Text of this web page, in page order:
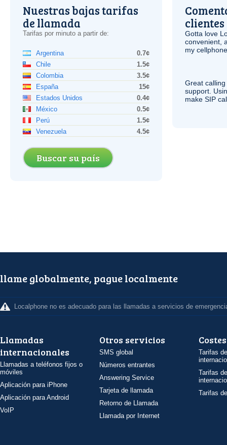
Nuestras bajas tarifas
de llamada
Tarifas por minuto a partir de:
Argentina
0.7¢
Chile
1.5¢
Colombia
3.5¢
España
15¢
Estados Unidos
0.4¢
México
0.5¢
Perú
1.5¢
Venezuela
4.5¢
Buscar su país
clientes
Gotta love
convenient,
my
Great
support.
make SIP
llame globalmente, pague localmente
Localphone no es adecuado para las llamadas a servicios de
Llamadas
internacionales
Llamadas a teléfonos fijos o
móviles
Aplicación para iPhone
Aplicación para Android
VoIP
Otros servicios
SMS global
Números entrantes
Answering Service
Tarjeta de llamada
Retorno de Llamada
Llamada por Internet
Costes
Tarifas
Tarifas
Tarifas